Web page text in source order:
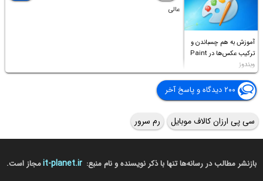
آموزش به هم چسباندن و
ترکیب عکس‌ها در Paint
ویندوز
عالی
۲۰۰ دیدگاه و پاسخ آخر
سی پی ارزان کالاف موبایل رم سرور
بازنشر مطالب در رسانه‌ها تنها با ذکر نویسنده و نام منبع: it-planet.irمجاز است.